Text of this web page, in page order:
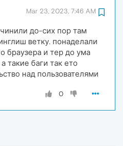
Mar 23, 2023, 7:46 AM
до-сих пор там
ветку. понаделали
браузера и тер до ума
такие баги так ето
над пользователями
0